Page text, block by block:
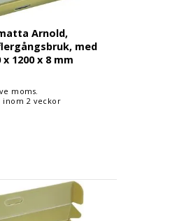
Arnold,
med
x 1200 x 8 mm
moms.
inom 2 veckor
Arnold, kvadratisk, för